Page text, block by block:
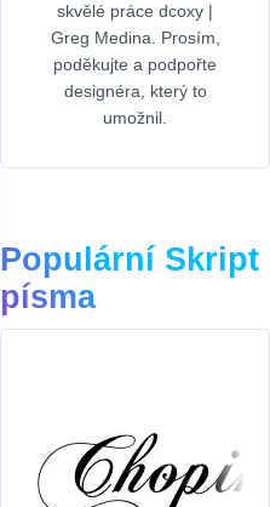
skvělé práce dcoxy |
Greg Medina. Prosím,
poděkujte a podpořte
designéra, který to
umožnil.
Populární Skript
písma